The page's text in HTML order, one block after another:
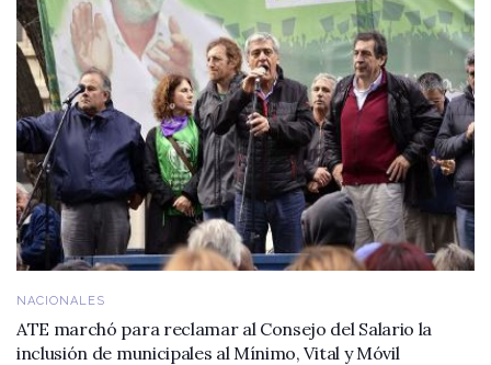
NACIONALES
ATE marchó para reclamar al Consejo del Salario la
inclusión de municipales al Mínimo, Vital y Móvil